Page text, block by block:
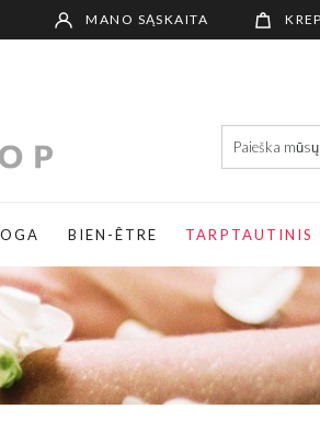
MANO SĄSKAITA
BIEN-ÊTRE TARPTAUTINIS